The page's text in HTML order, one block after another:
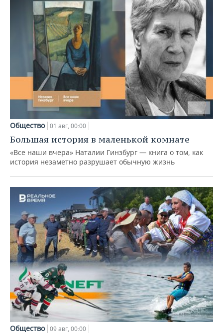
Общество 01 авг, 00:00
Большая история в маленькой комнате
«Все наши вчера» Наталии Гинзбург — книга о том, как
история незаметно разрушает обычную жизнь
Общество 09 авг, 00:00